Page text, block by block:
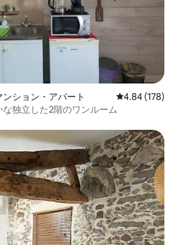
ション・アパート レビュー178
4.84 (178)
独立した2階のワンルーム